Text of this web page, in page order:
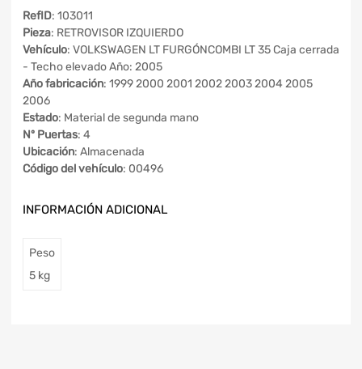
RefID: 103011
Pieza: RETROVISOR IZQUIERDO
Vehículo: VOLKSWAGEN LT FURGÓNCOMBI LT 35 Caja cerrada
- Techo elevado Año: 2005
Año fabricación: 1999 2000 2001 2002 2003 2004 2005
2006
Estado: Material de segunda mano
Nº Puertas: 4
Ubicación: Almacenada
Código del vehículo: 00496
INFORMACIÓN ADICIONAL
Peso
5 kg